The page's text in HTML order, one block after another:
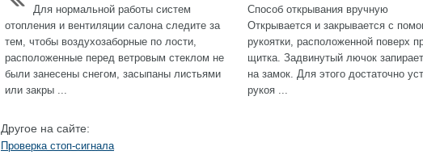
Для нормальной работы систем
отопления и вентиляции салона следите за
тем, чтобы воздухозаборные по лости,
расположенные перед ветровым стеклом не
были занесены снегом, засыпаны листьями
или закры ...
Способ открывания вручную
Открывается и закрывается с
рукоятки, расположенной поверх
щитка. Задвинутый лючок
на замок. Для этого достаточно
рукоя ...
Другое на сайте:
Проверка стоп-сигнала